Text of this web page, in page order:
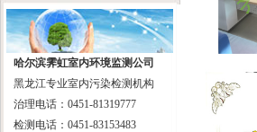
哈尔滨霁虹室内环境监测公司
黑龙江专业室内污染检测机构
治理电话：0451-81319777
检测电话：0451-83153483